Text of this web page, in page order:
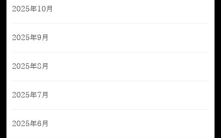
2025年10月
2025年9月
2025年8月
2025年7月
2025年6月